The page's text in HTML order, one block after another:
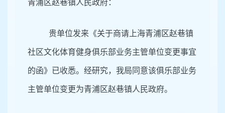
青浦区赵巷镇人民政府：
贵单位发来《关于商请上海青浦区赵巷镇
社区文化体育健身俱乐部业务主管单位变更事宜
的函》已收悉。经研究，我局同意该俱乐部业务
主管单位变更为青浦区赵巷镇人民政府。